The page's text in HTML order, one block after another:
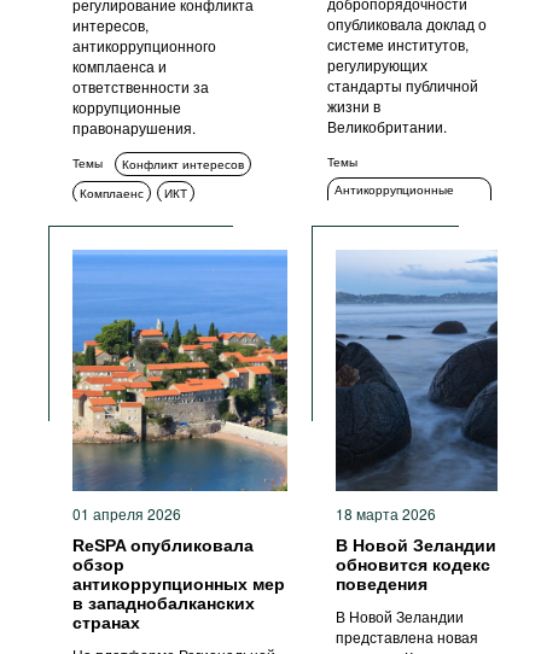
регулирование конфликта
интересов,
антикоррупционного
комплаенса и
ответственности за
коррупционные
правонарушения.
Темы
Конфликт интересов
Комплаенс
ИКТ
Стандарты поведения
Меры ответственности
опубликовала доклад о
системе институтов,
регулирующих
стандарты публичной
жизни в
Великобритании.
Темы
Антикоррупционные
01 апреля 2026
ReSPA опубликовала
обзор
антикоррупционных мер
в западнобалканских
странах
18 марта 2026
В Новой Зеландии
обновится кодекс
поведения
В Новой Зеландии
представлена новая